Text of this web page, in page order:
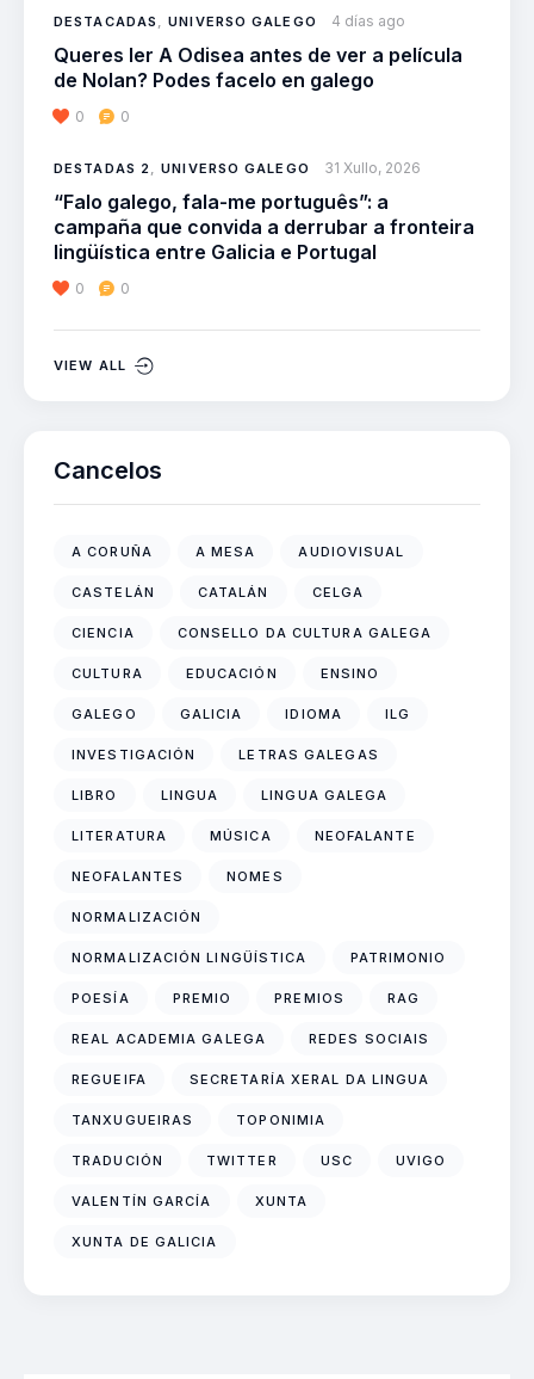
DESTACADAS ,UNIVERSO GALEGO 4 días ago
Queres ler A Odisea antes de ver a película
de Nolan? Podes facelo en galego
0 0
DESTADAS 2,UNIVERSO GALEGO 31 Xullo, 2026
“Falo galego, fala-me português”: a
campaña que convida a derrubar a fronteira
lingüística entre Galicia e Portugal
0 0
VIEW ALL
Cancelos
A CORUÑA A MESA AUDIOVISUAL
CASTELÁN CATALÁN CELGA
CIENCIA CONSELLO DA CULTURA GALEGA
CULTURA EDUCACIÓN ENSINO
GALEGO GALICIA IDIOMA ILG
INVESTIGACIÓN LETRAS GALEGAS
LIBRO LINGUA LINGUA GALEGA
LITERATURA MÚSICA NEOFALANTE
NEOFALANTES NOMES
NORMALIZACIÓN
NORMALIZACIÓN LINGÜÍSTICA PATRIMONIO
POESÍA PREMIO PREMIOS RAG
REAL ACADEMIA GALEGA REDES SOCIAIS
REGUEIFA SECRETARÍA XERAL DA LINGUA
TANXUGUEIRAS TOPONIMIA
TRADUCIÓN TWITTER USC UVIGO
VALENTÍN GARCÍA XUNTA
XUNTA DE GALICIA